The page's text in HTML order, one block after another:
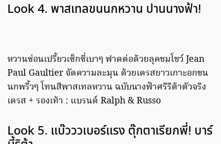
Look 4. พาสเทลขนนกหวาน ปานนางฟ้า!
หวานซ่อนเปรี้ยวเซ็กซี่เบาๆ ฟาดต่อด้วยลุคชมโชว์ Jean
Paul Gaultier จัดความละมุน ด้วยเดรสยาวเกาะอกขน
นกพริ้วๆ โทนสีพาสเทลหวาน ฉบับนางฟ้าศรีริต้าตัวจริง
เดรส + รองเท้า : แบรนด์ Ralph & Russo
Look 5. แบ๊วววเบอร์แรง ตุ๊กตาเรียกพี่! บาร์